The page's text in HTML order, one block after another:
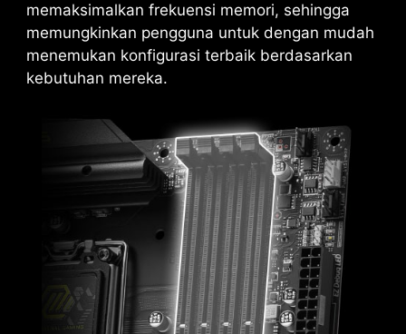
memaksimalkan frekuensi memori, sehingga
memungkinkan pengguna untuk dengan mudah
menemukan konfigurasi terbaik berdasarkan
kebutuhan mereka.